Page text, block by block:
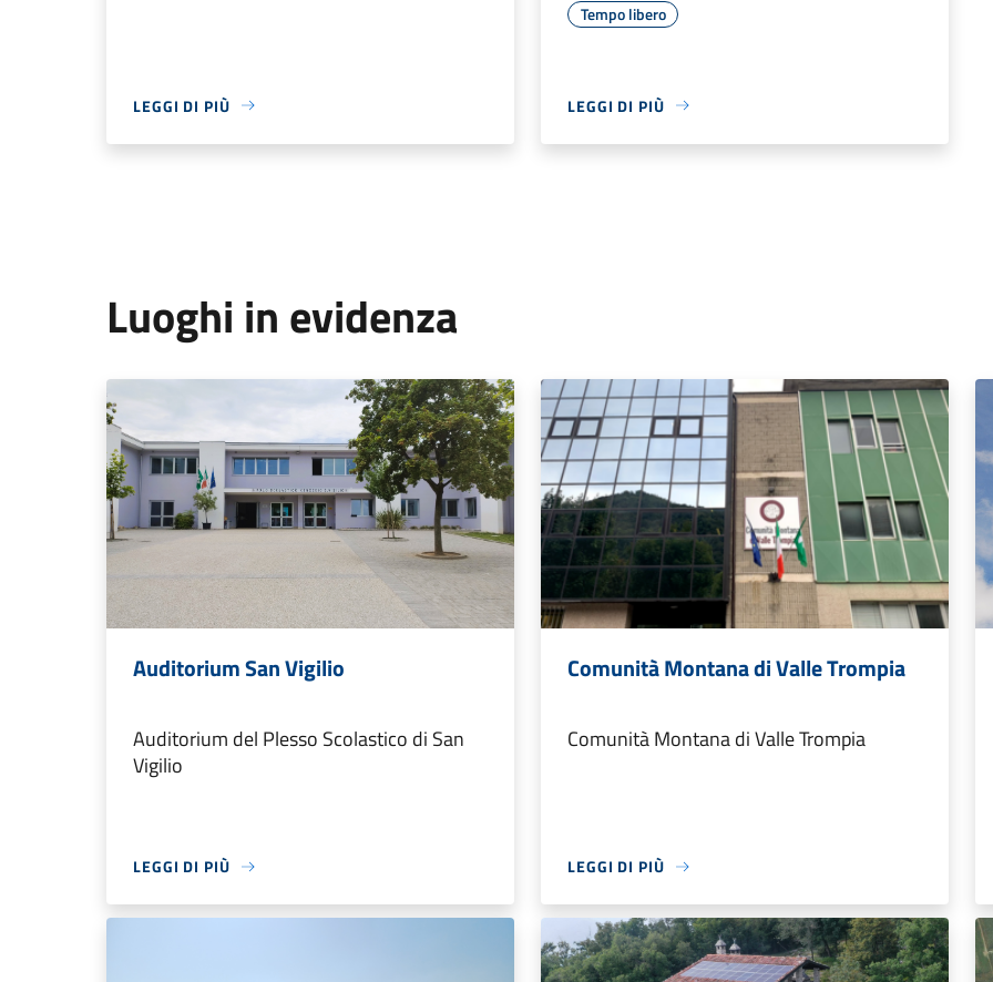
LEGGI DI PIÙ
Tempo libero
LEGGI DI PIÙ
Luoghi in evidenza
Auditorium San Vigilio
Auditorium del Plesso Scolastico di San
Vigilio
LEGGI DI PIÙ
Comunità Montana di Valle Trompia
Comunità Montana di Valle Trompia
LEGGI DI PIÙ